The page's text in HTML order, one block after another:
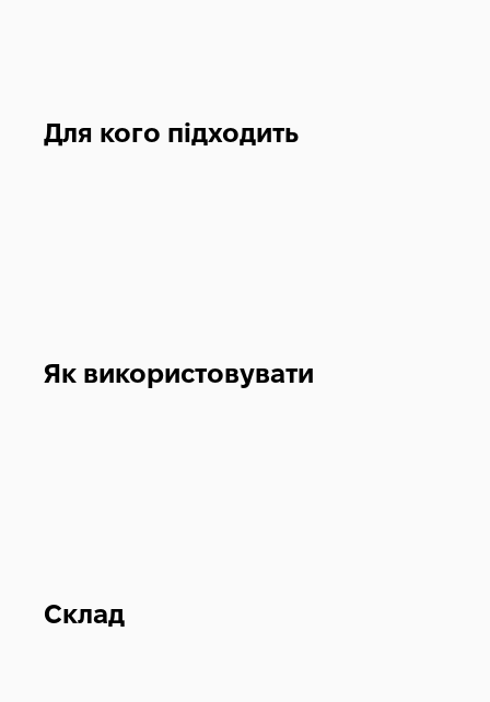
Для кого підходить
Як використовувати
Склад